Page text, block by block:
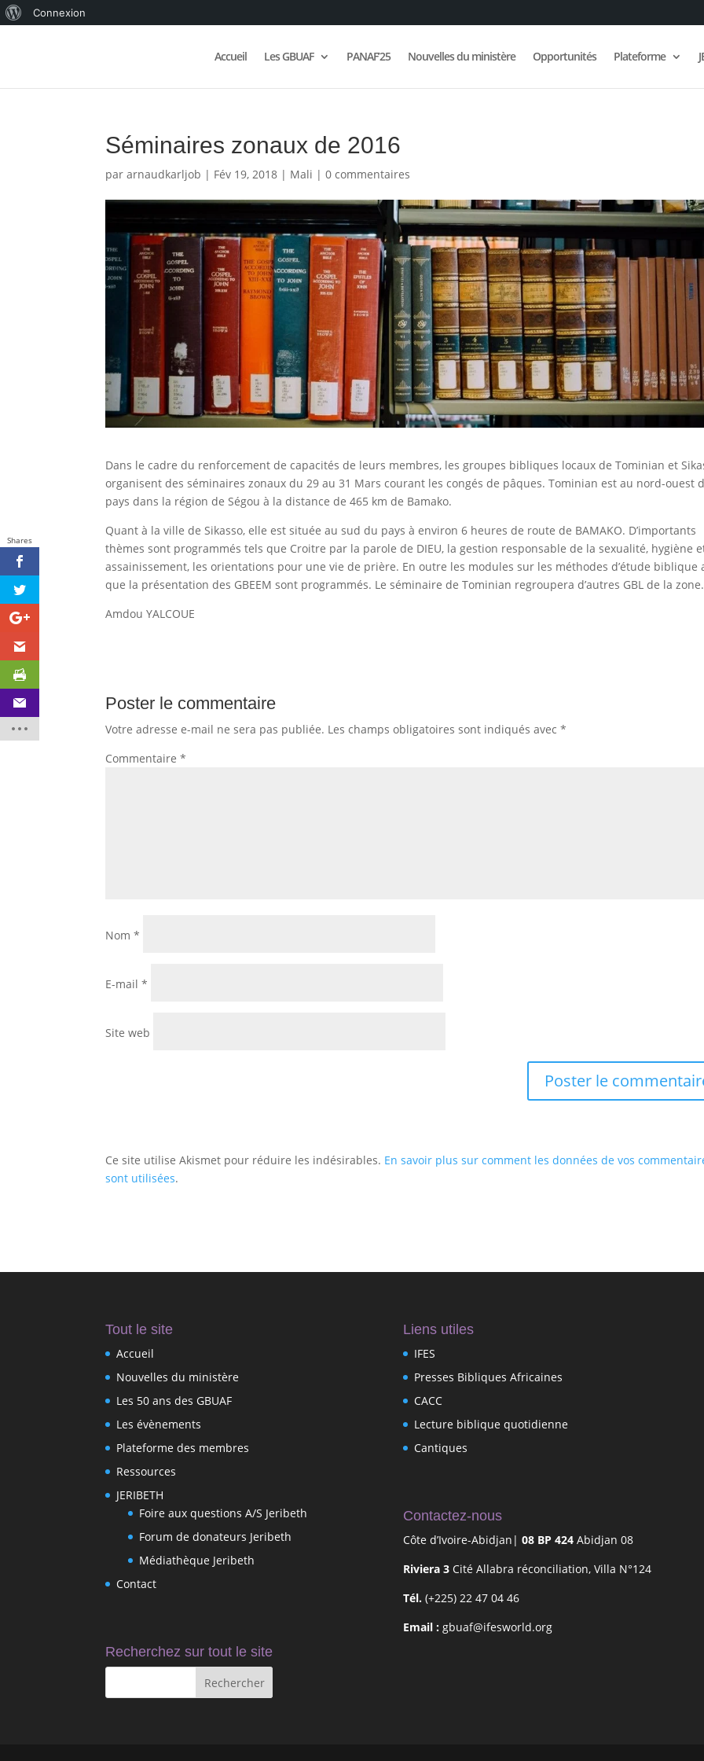
WordPress
Connexion
Accueil Les GBUAF PANAF’25 Nouvelles du ministère Opportunités Plateforme
Séminaires zonaux de 2016
pararnaudkarljob | Fév 19, 2018 | Mali |0 commentaires
Dans le cadre du renforcement de capacités de leurs membres, les groupes bibliques locaux de Tominian et
organisent des séminaires zonaux du 29 au 31 Mars courant les congés de pâques. Tominian est au nord-ouest
pays dans la région de Ségou à la distance de 465 km de Bamako.
Quant à la ville de Sikasso, elle est située au sud du pays à environ 6 heures de route de BAMAKO. D’importants
thèmes sont programmés tels que Croitre par la parole de DIEU, la gestion responsable de la sexualité, hygiène
assainissement, les orientations pour une vie de prière. En outre les modules sur les méthodes d’étude biblique
que la présentation des GBEEM sont programmés. Le séminaire de Tominian regroupera d’autres GBL de la zone.
Amdou YALCOUE
Poster le commentaire
Votre adresse e-mail ne sera pas publiée. Les champs obligatoires sont indiqués avec*
Commentaire*
Nom*
E-mail*
Site web
Ce site utilise Akismet pour réduire les indésirables. En savoir plus sur comment les données de vos
sont utilisées.
Tout le site
Accueil
Nouvelles du ministère
Les 50 ans des GBUAF
Les évènements
Plateforme des membres
Ressources
JERIBETH
Foire aux questions A/S Jeribeth
Forum de donateurs Jeribeth
Médiathèque Jeribeth
Contact
Recherchez sur tout le site
Liens utiles
IFES
Presses Bibliques Africaines
CACC
Lecture biblique quotidienne
Cantiques
Contactez-nous
Côte d’Ivoire-Abidjan| 08 BP 424Abidjan 08
Riviera 3Cité Allabra réconciliation, Villa N°124
Tél. (+225) 22 47 04 46
Email : gbuaf@ifesworld.org
Shares